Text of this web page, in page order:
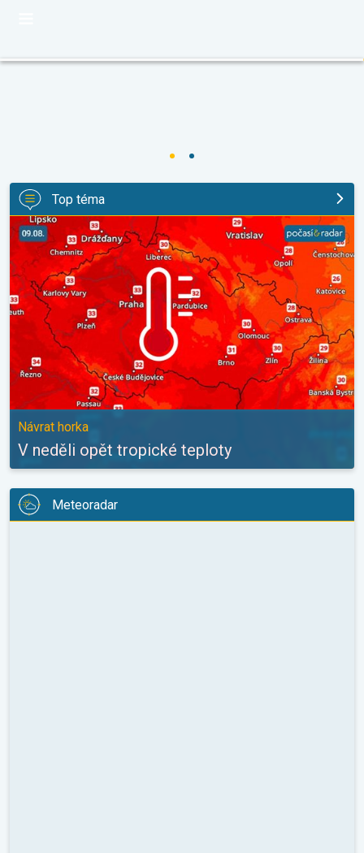
Top téma
V neděli opět tropické teploty. Návrat horka. . .
Návrat horka
V neděli opět tropické teploty
Meteoradar